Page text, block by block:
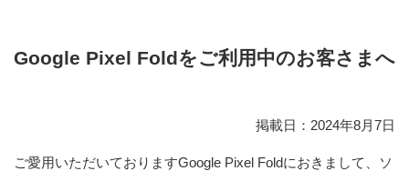
Google Pixel Foldをご利用中のお客さまへ
掲載日：2024年8月7日
ご愛用いただいておりますGoogle Pixel Foldにおきまして、ソ